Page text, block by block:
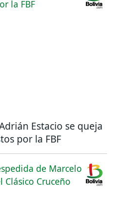
Estacio se queja
por la FBF